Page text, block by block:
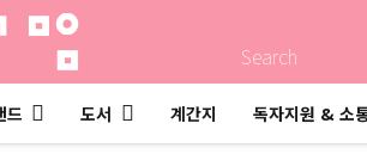
Search
드 도서 계간지 독자지원 & 소